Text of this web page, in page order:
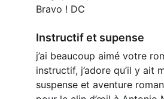
Bravo ! DC
Instructif et supense
j’ai beaucoup aimé votre
instructif, j’adore qu’il y ait
suspense et aventure